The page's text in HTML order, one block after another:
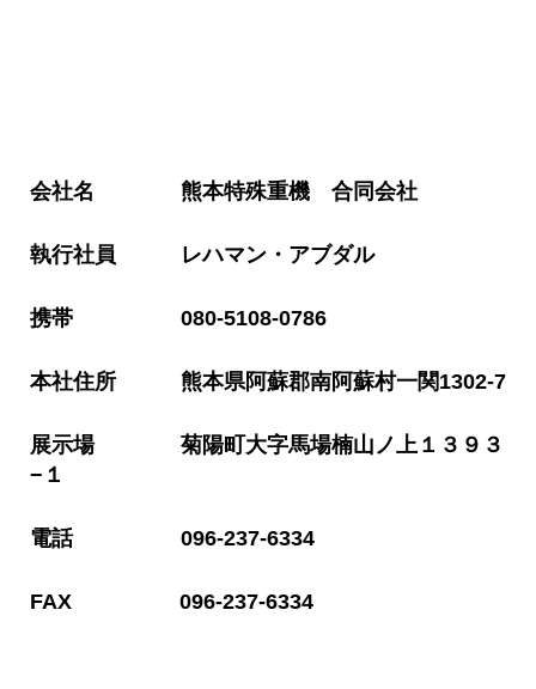
会社名 熊本特殊重機 合同会社
執行社員 レハマン・アブダル
携帯 080-5108-0786
本社住所 熊本県阿蘇郡南阿蘇村一関1302-7
展示場 菊陽町大字馬場楠山ノ上１３９３
−１
電話 096-237-6334
FAX 096-237-6334